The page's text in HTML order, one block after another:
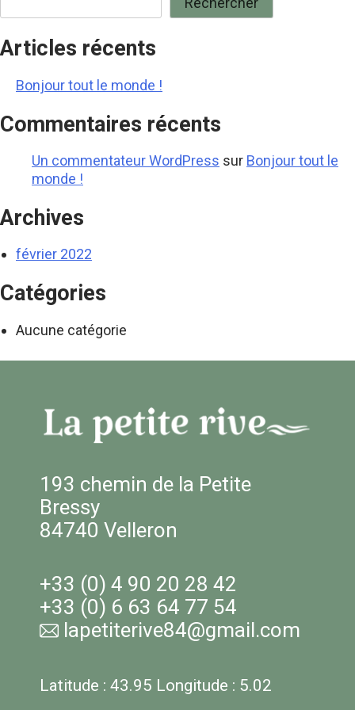
Articles récents
Bonjour tout le monde !
Commentaires récents
Un commentateur WordPress sur Bonjour tout le
monde !
Archives
février 2022
Catégories
Aucune catégorie
193 chemin de la Petite
Bressy
84740 Velleron
+33 (0) 4 90 20 28 42
+33 (0) 6 63 64 77 54
lapetiterive84@gmail.com
Latitude : 43.95 Longitude : 5.02